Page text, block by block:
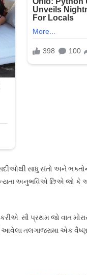
જન્મ
આ
ગામ
મા
થયો
હતો,
સાધુ સંતો અને
અનુભવિએ છિએ જો
સૌ પ્રથમ જો વાત
તલગાજરામા એક વૈષ્ણવ